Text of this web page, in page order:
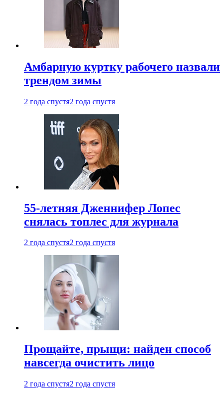
Амбарную куртку рабочего назвали
трендом зимы
2 года спустя2 года спустя
55-летняя Дженнифер Лопес
снялась топлес для журнала
2 года спустя2 года спустя
Прощайте, прыщи: найден способ
навсегда очистить лицо
2 года спустя2 года спустя